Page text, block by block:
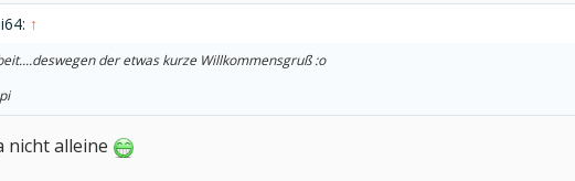
↑
der etwas kurze Willkommensgruß :o
nicht alleine